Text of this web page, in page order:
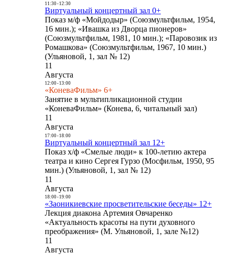
11:30- 12:30
Виртуальный концертный зал 0+
Показ м/ф «Мойдодыр» (Союзмультфильм, 1954,
16 мин.); «Ивашка из Дворца пионеров»
(Союзмультфильм, 1981, 10 мин.); «Паровозик из
Ромашкова» (Союзмультфильм, 1967, 10 мин.)
(Ульяновой, 1, зал № 12)
11
Августа
12:00- 13:00
«КоневаФильм» 6+
Занятие в мультипликационной студии
«КоневаФильм» (Конева, 6, читальный зал)
11
Августа
17:00- 18:00
Виртуальный концертный зал 12+
Показ х/ф «Смелые люди» к 100-летию актера
театра и кино Сергея Гурзо (Мосфильм, 1950, 95
мин.) (Ульяновой, 1, зал № 12)
11
Августа
18:00- 19:00
«Заоникиевские просветительские беседы» 12+
Лекция диакона Артемия Овчаренко
«Актуальность красоты на пути духовного
преображения» (М. Ульяновой, 1, зале №12)
11
Августа